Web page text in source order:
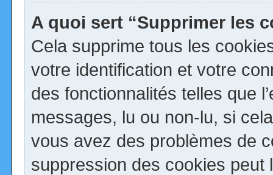
A quoi sert “Supprimer les
Cela supprime tous les
votre identification et votre
des fonctionnalités telles que
messages, lu ou non-lu, si
vous avez des problèmes de
suppression des cookies peut